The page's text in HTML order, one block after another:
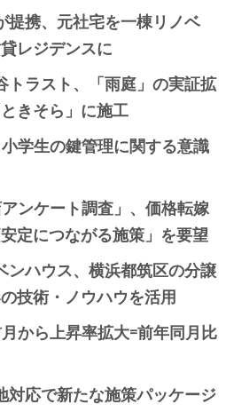
提携、元社宅を一棟リノベ
レジデンスに
トラスト、「雨庭」の実証拡
きそら」に施工
学生の鍵管理に関する意識
ンケート調査」、価格転嫁
定につながる施策」を要望
ンハウス、横浜都筑区の分譲
技術・ノウハウを活用
から上昇率拡大=前年同月比
対応で新たな施策パッケージ